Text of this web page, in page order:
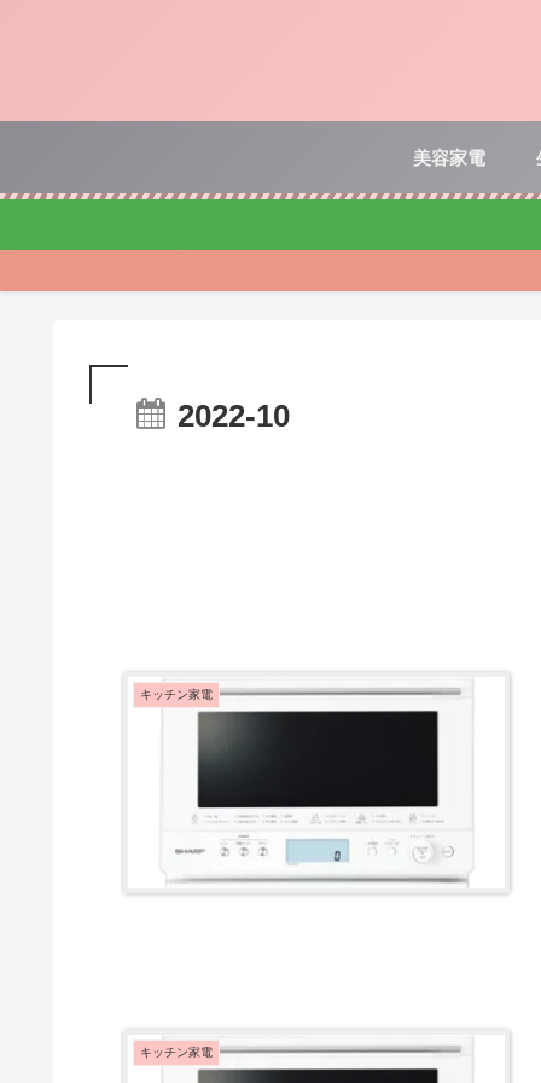
美容家電
2022-10
キッチン家電
キッチン家電